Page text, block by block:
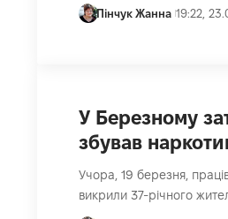
Пінчук Жанна 19:22,
У Березному
збував
Учора, 19 березня,
викрили 37-річного